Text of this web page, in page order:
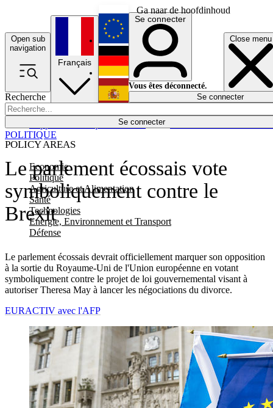
Ga naar de hoofdinhoud
Open sub
navigation
Close menu
Recherche
Se connecter
POLICY AREAS
Economie
Politique
Agriculture et Alimentation
Santé
Technologies
Energie, Environnement et Transport
Défense
Économie
Français
English
Deutsch
Español
Se connecter
Vous êtes déconnecté.
Se connecter
Le parlement écossais vote
symboliquement contre le
Brexit
Le parlement écossais devrait officiellement marquer son opposition
à la sortie du Royaume-Uni de l'Union européenne en votant
symboliquement contre le projet de loi gouvernemental visant à
autoriser Theresa May à lancer les négociations du divorce.
POLITIQUE
EURACTIV avec l'AFP